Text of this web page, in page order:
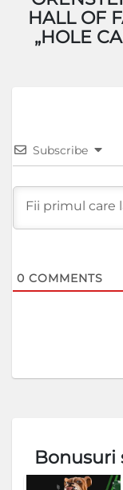
HALL OF
„HOLE
Subscribe
0 COMMENTS
Bonusuri